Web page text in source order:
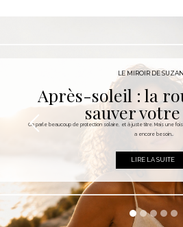
Après-soleil : la
sauver
On parle beaucoup de protection solaire, et à juste titre. Mais une
a encore besoin...
LE MIROIR DE
LIRE LA SUITE